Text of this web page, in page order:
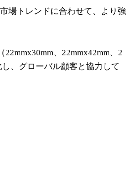
場トレンドに合わせて、より強
、22mmx42mm、2
、グローバル顧客と協力して